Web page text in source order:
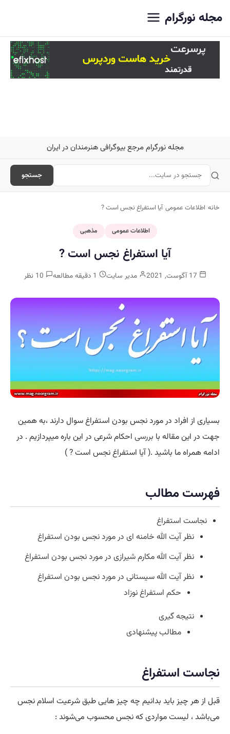
مجله نورگرام
مجله نورگرام مرجع بیوگرافی هنرمندان در ایران
جستجو
خانه/اطلاعات عمومی/آیا استفراغ نجس است ?
اطلاعات عمومی مذهبی
آیا استفراغ نجس است ?
مدیر سایت
بسیاری از افراد در مورد نجس بودن استفراغ سوال دارند ،به همین
جهت در این مقاله با بررسی احکام شرعی در این باره میپردازیم . در
ادامه همراه ما باشید .( آیا استفراغ نجس است ? )
فهرست مطالب
نجاست استفراغ
نظر آیت الله خامنه ای در مورد نجس بودن استفراغ
نظر آیت الله مکارم شیرازی در مورد نجس بودن استفراغ
نظر آیت الله سیستانی در مورد نجس بودن استفراغ
حکم استفراغ نوزاد
نتیجه گیری
مطالب پیشنهادی
نجاست استفراغ
قبل از هر چیز باید بدانیم چه چیز هایی طبق شرعیت اسلام نجس
می‌باشد ، لیست مواردی که نجس محسوب می‌شوند :